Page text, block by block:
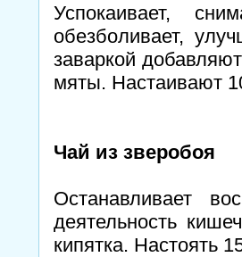
Успокаивает,
обезболивает,
заваркой
мяты. Настаивают
Чай из зверобоя
Останавливает
деятельность
кипятка. Настоять